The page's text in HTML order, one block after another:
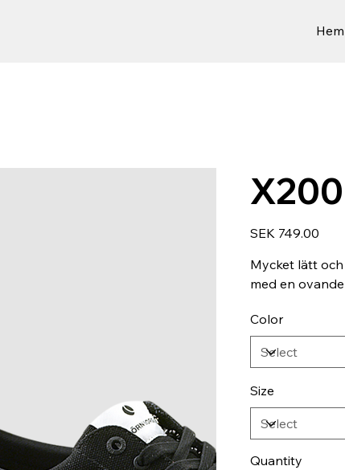
Hem
Price
SEK 749.00
Mycket lätt
med en
Color
Size
Quantity